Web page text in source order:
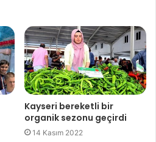
Kayseri bereketli bir
organik sezonu geçirdi
14 Kasım 2022